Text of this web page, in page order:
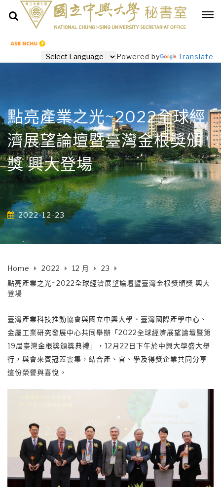
Powered by Translate
點亮產業之光~2022全球經
濟展望論壇暨臺灣金根獎頒
獎 興大登場
2022-12-23
Home 2022 12 月
23
點亮產業之光~2022全球經濟展望論壇暨臺灣金根獎頒獎 興大
登場
臺灣產業科技推動協會與國立中興大學、臺灣國際產學中心、
金屬工業研究發展中心共同舉辦「2022全球經濟展望論壇暨第
19屆臺灣金根獎頒獎典禮」，12月22日下午於中興大學盛大舉
行，與會來賓冠蓋雲集，結合產、官、學及得獎企業共同分享
這份榮譽與喜悅。